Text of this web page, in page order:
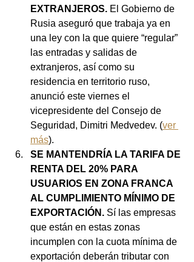
EXTRANJEROS. El Gobierno de
Rusia aseguró que trabaja ya en
una ley con la que quiere “regular”
las entradas y salidas de
extranjeros, así como su
residencia en territorio ruso,
anunció este viernes el
vicepresidente del Consejo de
Seguridad, Dimitri Medvedev. (ver
más).
SE MANTENDRÍA LA TARIFA DE
RENTA DEL 20% PARA
USUARIOS EN ZONA FRANCA
AL CUMPLIMIENTO MÍNIMO DE
EXPORTACIÓN. Sí las empresas
que están en estas zonas
incumplen con la cuota mínima de
exportación deberán tributar con